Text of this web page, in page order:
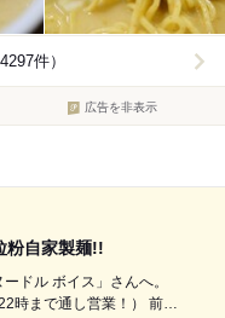
件）
広告を非表示
粉自家製麺!!
ドル ボイス」さんへ。
で通し営業！） 前回